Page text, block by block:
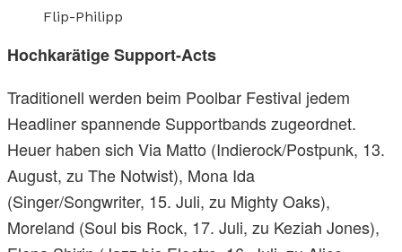
Flip-Philipp
Hochkarätige Support-Acts
Traditionell werden beim Poolbar Festival jedem
Headliner spannende Supportbands zugeordnet.
Heuer haben sich Via Matto (Indierock/Postpunk, 13.
August, zu The Notwist), Mona Ida
(Singer/Songwriter, 15. Juli, zu Mighty Oaks),
Moreland (Soul bis Rock, 17. Juli, zu Keziah Jones),